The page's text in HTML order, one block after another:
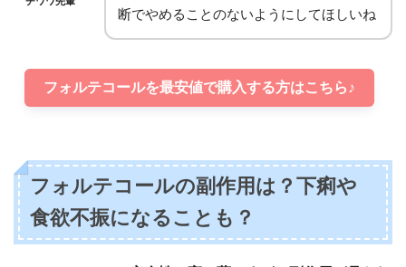
断でやめることのないようにしてほしいね
フォルテコールを最安値で購入する方はこちら♪
フォルテコールの副作用は？下痢や
食欲不振になることも？